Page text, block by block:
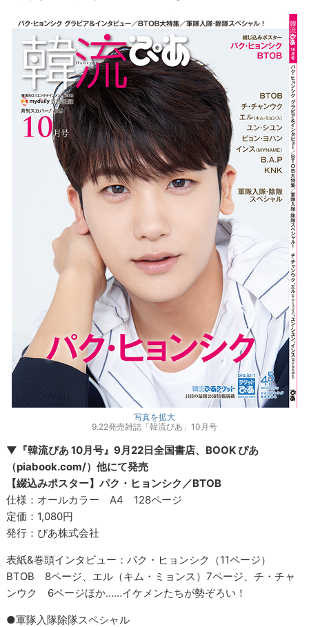
写真を拡大
9.22発売雑誌「韓流ぴあ」10月号
▼『韓流ぴあ 10月号』9月22日全国書店、BOOK ぴあ
（piabook.com/）他にて発売
【綴込みポスター】パク・ヒョンシク／BTOB
仕様：オールカラー A4 128ページ
定価：1,080円
発行：ぴあ株式会社
表紙&巻頭インタビュー：パク・ヒョンシク（11ページ）
BTOB 8ページ、エル（キム・ミョンス）7ページ、チ・チャ
ンウク 6ページほか……イケメンたちが勢ぞろい！
●軍隊入隊除隊スペシャル